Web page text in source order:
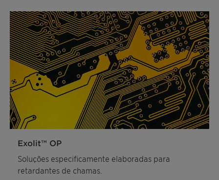
Exolit™ OP
Soluções especificamente elaboradas para
retardantes de chamas.